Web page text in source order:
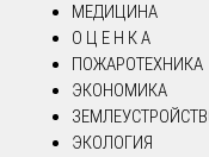
МЕДИЦИНА
О Ц Е Н К А
ПОЖАРОТЕХНИКА
ЭКОНОМИКА
ЭКОЛОГИЯ